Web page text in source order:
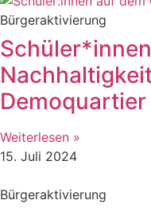
Bürgeraktivierung
Demoquartier
Weiterlesen »
15. Juli 2024
Bürgeraktivierung